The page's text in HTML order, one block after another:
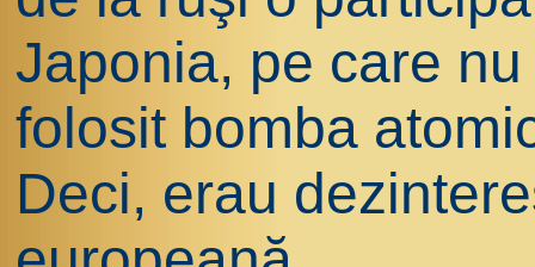
Japonia, pe care
folosit bomba
Deci, erau